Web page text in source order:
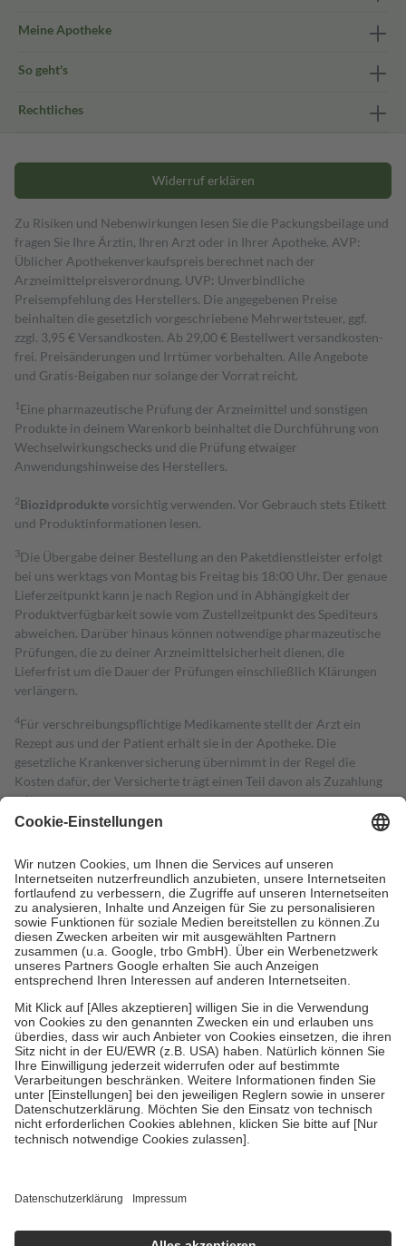
Meine Apotheke
So geht's
Rechtliches
Widerruf erklären
Zu Risiken und Nebenwirkungen lesen Sie die Packungsbeilage und
fragen Sie Ihre Ärztin, Ihren Arzt oder in Ihrer Apotheke. AVP:
Üblicher Apothekenverkaufspreis berechnet nach der
Arzneimittelpreisverordnung. UVP: Unverbindliche
Preisempfehlung des Herstellers. Die angegebenen Preise
beinhalten die gesetzlich vorgeschriebene Mehrwertsteuer, ggf.
zzgl. 3,95 € Versandkosten. Ab 29,00 € Bestell­wert versand­kosten­
frei. Preisänderungen und Irrtümer vorbehalten. Alle Angebote
und Gratis-Beigaben nur solange der Vorrat reicht.
1 Eine pharmazeutische Prüfung der Arzneimittel und sonstigen
Produkte in deinem Warenkorb beinhaltet die Durchführung von
Wechselwirkungschecks und die Prüfung etwaiger
Anwendungshinweise des Herstellers.
2Biozidproduktevorsichtig verwenden. Vor Gebrauch stets Etikett
und Produktinformationen lesen.
3Die Übergabe deiner Bestellung an den Paketdienstleister erfolgt
bei uns werktags von Montag bis Freitag bis 18:00 Uhr. Der genaue
Lieferzeitpunkt kann je nach Region und in Abhängigkeit der
Produktverfügbarkeit sowie vom Zustellzeitpunkt des Spediteurs
abweichen. Darüber hinaus können notwendige pharmazeutische
Prüfungen, die zu deiner Arzneimittelsicherheit dienen, die
Lieferfrist um die Dauer der Prüfungen einschließlich Klärungen
verlängern.
4Für verschreibungspflichtige Medikamente stellt der Arzt ein
Rezept aus und der Patient erhält sie in der Apotheke. Die
gesetzliche Krankenversicherung übernimmt in der Regel die
Kosten dafür, der Versicherte trägt einen Teil davon als Zuzahlung
mit.
Grundsätzlich leisten Mitglieder Zuzahlungen in Höhe von zehn
höchstens zehn Euro.
Es sind jedoch nie mehr als die tatsächlichen
Kosten der Leistung zu entrichten.
Diese Regeln gelten grundsätzlich auch für Online-Apotheken.
Bei Heilmitteln und häuslicher Krankenpflege beträgt die
Zuzahlung zehn Prozent der Kosten sowie zehn Euro je
Verordnung.
Um das Engagement der Versicherten für ihre eigene Gesundheit zu
stärken und die besondere Stellung der Familie zu unterstützen,
fallenkeine Zuzahlungenan bei:
• Kindern und Jugendlichen bis zum vollendeten 18. Lebensjahr
mit Ausnahme der Fahrkosten
• Untersuchungen zur Vorsorge und Früherkennung, die von der
GKV getragen werden
• empfohlenen Schutzimpfungen
• Harn- und Blutteststreifen
getroffen, um sicherzustellen, dass es sich um echte Bewertungen
https://help.etrusted.com/hc/de/articles/4419944605341